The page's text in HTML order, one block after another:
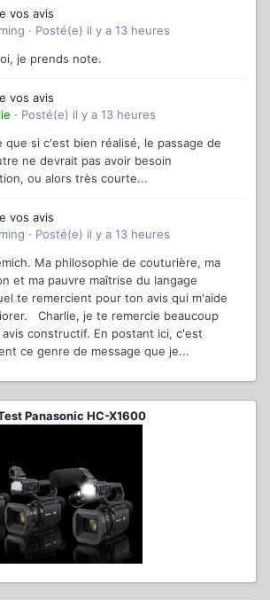
vos avis
· Posté(e) il y a 13 heures
je prends note.
vos avis
· Posté(e) il y a 13 heures
que si c'est bien réalisé, le passage de
ne devrait pas avoir besoin
ou alors très courte...
vos avis
· Posté(e) il y a 13 heures
Ma philosophie de couturière, ma
et ma pauvre maîtrise du langage
te remercient pour ton avis qui m'aide
Charlie, je te remercie beaucoup
constructif. En postant ici, c'est
ce genre de message que je...
Panasonic HC-X1600